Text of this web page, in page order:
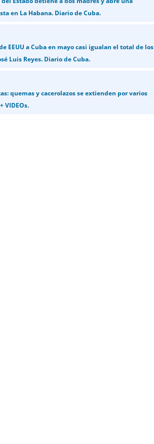
en La Habana. Diario de Cuba.
EEUU a Cuba en mayo casi igualan el total de los
Luis Reyes. Diario de Cuba.
quemas y cacerolazos se extienden por varios
VIDEOs.